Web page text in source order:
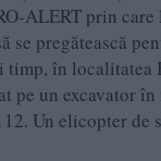
ALERT prin
se pregătească
timp, în localitatea
pe un excavator
Un elicopter de